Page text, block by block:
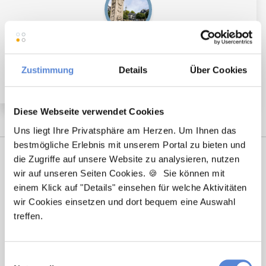
Zustimmung Details Über Cookies
Diese Webseite verwendet Cookies
Uns liegt Ihre Privatsphäre am Herzen. Um Ihnen das
bestmögliche Erlebnis mit unserem Portal zu bieten und
die Zugriffe auf unsere Website zu analysieren, nutzen
wir auf unseren Seiten Cookies. 🍪 Sie können mit
einem Klick auf "Details" einsehen für welche Aktivitäten
wir Cookies einsetzen und dort bequem eine Auswahl
treffen.
Partner (m/w/d) in Voll- oder Teilzeit ab sofort in
Solingen